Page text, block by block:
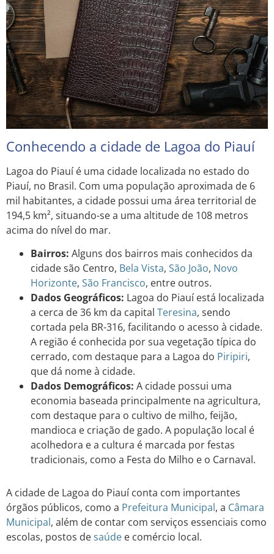
Conhecendo a cidade de Lagoa do Piauí
Lagoa do Piauí é uma cidade localizada no estado do
Piauí, no Brasil. Com uma população aproximada de 6
mil habitantes, a cidade possui uma área territorial de
194,5 km², situando-se a uma altitude de 108 metros
acima do nível do mar.
Bairros: Alguns dos bairros mais conhecidos da
cidade são Centro, Bela Vista, São João, Novo
Horizonte, São Francisco, entre outros.
Dados Geográficos: Lagoa do Piauí está localizada
a cerca de 36 km da capital Teresina, sendo
cortada pela BR-316, facilitando o acesso à cidade.
A região é conhecida por sua vegetação típica do
cerrado, com destaque para a Lagoa do Piripiri,
que dá nome à cidade.
Dados Demográficos: A cidade possui uma
economia baseada principalmente na agricultura,
com destaque para o cultivo de milho, feijão,
mandioca e criação de gado. A população local é
acolhedora e a cultura é marcada por festas
tradicionais, como a Festa do Milho e o Carnaval.
A cidade de Lagoa do Piauí conta com importantes
órgãos públicos, como a Prefeitura Municipal, a Câmara
Municipal, além de contar com serviços essenciais como
escolas, postos desaúde e comércio local.